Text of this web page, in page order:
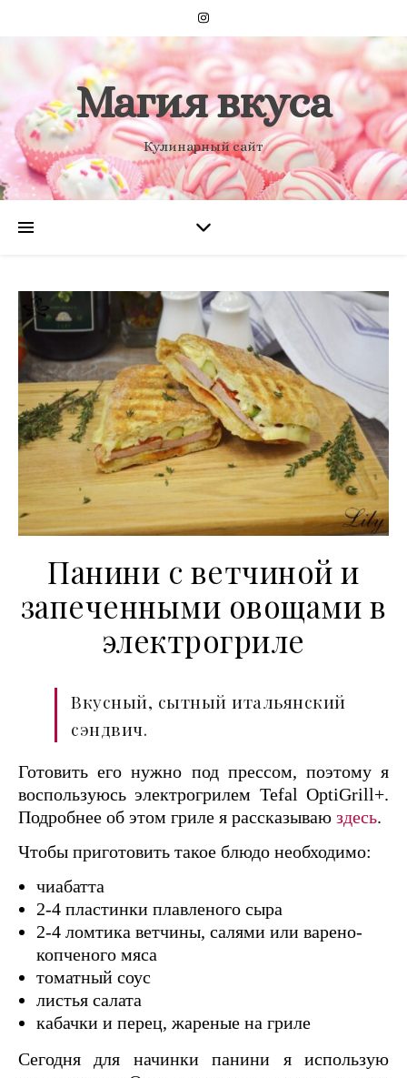
Магия вкуса
Кулинарный сайт
Панини с ветчиной и
запеченными овощами в
электрогриле
Вкусный, сытный итальянский
сэндвич.
Готовить его нужно под прессом, поэтому я
воспользуюсь электрогрилем Tefal OptiGrill+.
Подробнее об этом гриле я рассказываю здесь.
Чтобы приготовить такое блюдо необходимо:
чиабатта
2-4 пластинки плавленого сыра
2-4 ломтика ветчины, салями или варено-
копченого мяса
томатный соус
листья салата
кабачки и перец, жареные на гриле
Сегодня для начинки панини я использую